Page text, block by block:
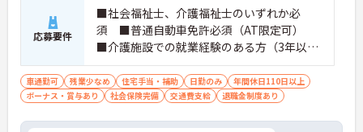
応募要件
■社会福祉士、介護福祉士のいずれか必
須 ■普通自動車免許必須（AT限定可）
■介護施設での就業経験のある方（3年以
上）必須 ■必要なPCスキル：エクセル・
ワードなどの入力操作、タブレット端末を
使用した簡単な操作での介護記録の作成
車通勤可 残業少なめ 住宅手当・補助 日勤のみ
年間休日110日以上
ボーナス・賞与あり
社会保険完備 交通費支給 退職金制度あり